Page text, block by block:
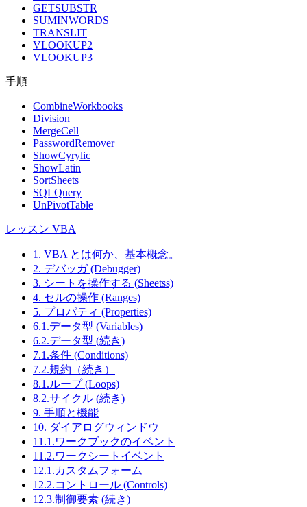
GETSUBSTR
SUMINWORDS
TRANSLIT
VLOOKUP2
VLOOKUP3
手順
CombineWorkbooks
Division
MergeCell
PasswordRemover
ShowCyrylic
ShowLatin
SortSheets
SQLQuery
UnPivotTable
レッスン VBA
1. VBA とは何か、基本概念。
2. デバッガ (Debugger)
3. シートを操作する (Sheetss)
4. セルの操作 (Ranges)
5. プロパティ (Properties)
6.1.データ型 (Variables)
6.2.データ型 (続き)
7.1.条件 (Conditions)
7.2.規約（続き）
8.1.ループ (Loops)
8.2.サイクル (続き)
9. 手順と機能
10. ダイアログウィンドウ
11.1.ワークブックのイベント
11.2.ワークシートイベント
12.1.カスタムフォーム
12.2.コントロール (Controls)
12.3.制御要素 (続き)